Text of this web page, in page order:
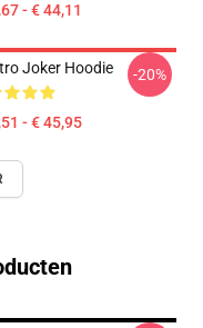
- € 44,11
Joker Hoodie
- € 45,95
-20%